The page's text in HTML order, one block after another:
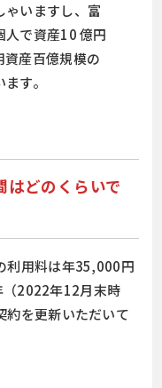
ゃいますし、富
人で資産10 億円
資産百億規模の
す。
はどのくらいで
利用料は年35,000円
（2022年12月末時
約を更新いただいて